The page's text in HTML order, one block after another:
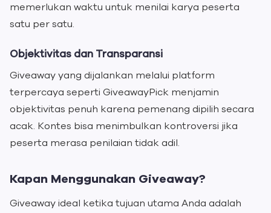
memerlukan waktu untuk menilai karya peserta
satu per satu.
Objektivitas dan Transparansi
Giveaway yang dijalankan melalui platform
terpercaya seperti GiveawayPick menjamin
objektivitas penuh karena pemenang dipilih secara
acak. Kontes bisa menimbulkan kontroversi jika
peserta merasa penilaian tidak adil.
Kapan Menggunakan Giveaway?
Giveaway ideal ketika tujuan utama Anda adalah